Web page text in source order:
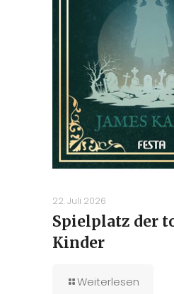
22. Juli 2026
Spielplatz der
Kinder
Weiterlesen